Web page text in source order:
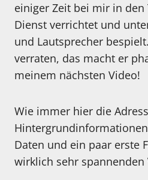
einiger Zeit bei mir in den
Dienst verrichtet und
und Lautsprecher
verraten, das macht er
meinem nächsten Video!
Wie immer hier die
Daten und ein paar erste
wirklich sehr spannenden